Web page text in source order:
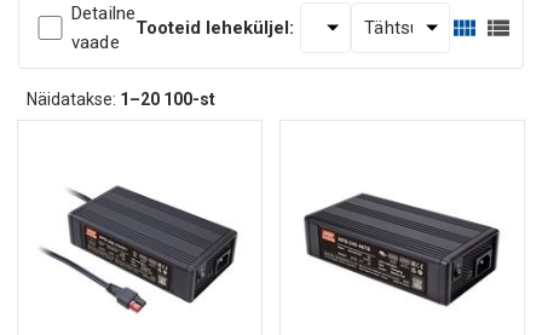
Detailne
vaade
Tooteid leheküljel:
Näidatakse: 1–20 100-st